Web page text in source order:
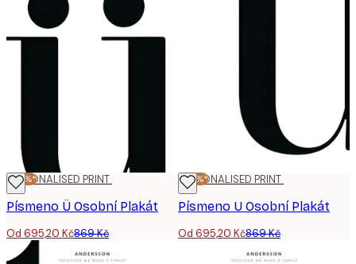
-20%*
PERSONALISED PRINT
Písmeno Ü Osobní Plakát
Od 695,20 Kč869 Kč
-20%*
PERSONALISED PRINT
Písmeno U Osobní Plakát
Od 695,20 Kč869 Kč